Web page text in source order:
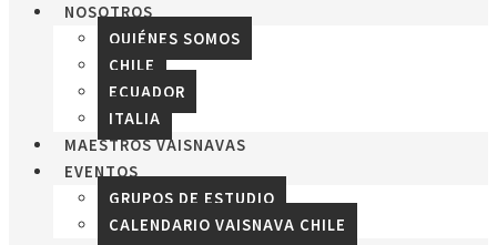
NOSOTROS
QUIÉNES SOMOS
CHILE
ECUADOR
ITALIA
MAESTROS VAISNAVAS
EVENTOS
GRUPOS DE ESTUDIO
CALENDARIO VAISNAVA CHILE